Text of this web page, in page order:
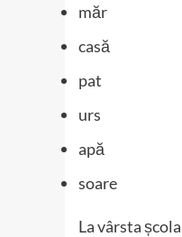
măr
casă
pat
urs
apă
soare
La vârsta